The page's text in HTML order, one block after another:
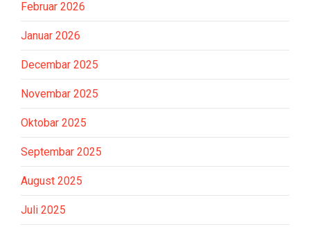
Februar 2026
Januar 2026
Decembar 2025
Novembar 2025
Oktobar 2025
Septembar 2025
August 2025
Juli 2025